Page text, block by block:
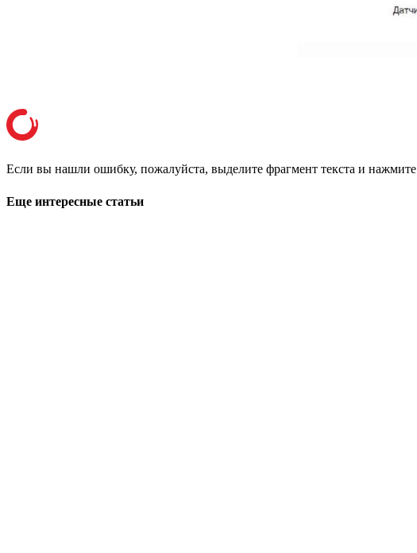
Если вы нашли ошибку, пожалуйста, выделите фрагмент текста и нажмите
Еще интересные статьи